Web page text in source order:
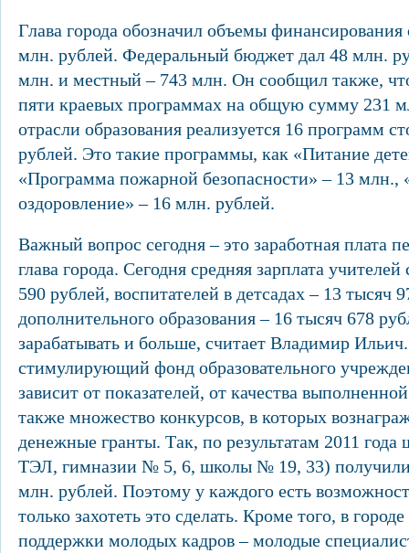
Глава города обозначил объемы
млн. рублей. Федеральный бюджет дал 48 млн.
млн. и местный – 743 млн. Он сообщил также, что
пяти краевых программах на общую сумму 231
отрасли образования реализуется 16 программ
рублей. Это такие программы, как «Питание
«Программа пожарной безопасности» – 13 млн.,
оздоровление» – 16 млн. рублей.
Важный вопрос сегодня – это заработная плата
глава города. Сегодня средняя зарплата
590 рублей, воспитателей в детсадах – 13 тысяч
дополнительного образования – 16 тысяч 678
зарабатывать и больше, считает Владимир
стимулирующий фонд образовательного
зависит от показателей, от качества
также множество конкурсов, в которых
денежные гранты. Так, по результатам 2011
ТЭЛ, гимназии № 5, 6, школы № 19, 33)
млн. рублей. Поэтому у каждого есть
только захотеть это сделать. Кроме того, в
поддержки молодых кадров – молодые